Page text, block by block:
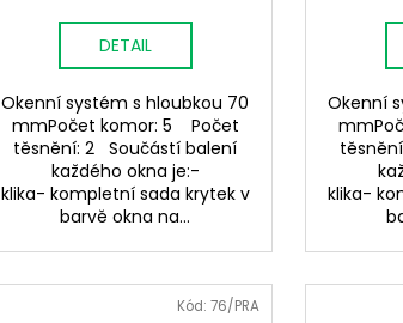
DETAIL
Okenní systém s hloubkou 70
mmPočet komor: 5 Počet
těsnění: 2 Součástí balení
každého okna je:-
klika- kompletní sada krytek v
barvě okna na...
Okenní
klika-
Kód: 76/PRA